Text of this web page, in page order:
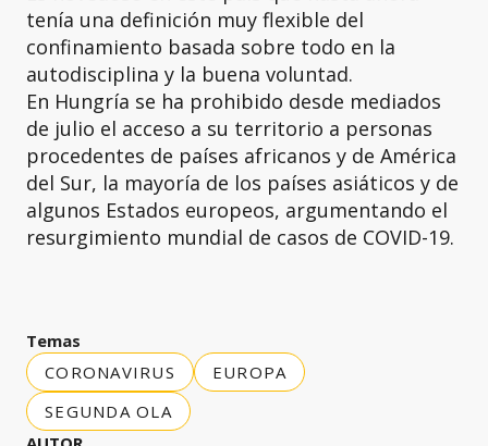
tenía una definición muy flexible del
confinamiento basada sobre todo en la
autodisciplina y la buena voluntad.
En Hungría se ha prohibido desde mediados
de julio el acceso a su territorio a personas
procedentes de países africanos y de América
del Sur, la mayoría de los países asiáticos y de
algunos Estados europeos, argumentando el
resurgimiento mundial de casos de COVID-19.
Temas
CORONAVIRUS
EUROPA
SEGUNDA OLA